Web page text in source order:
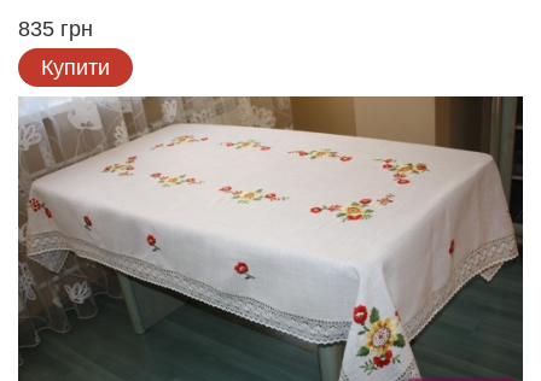
835 грн
Купити